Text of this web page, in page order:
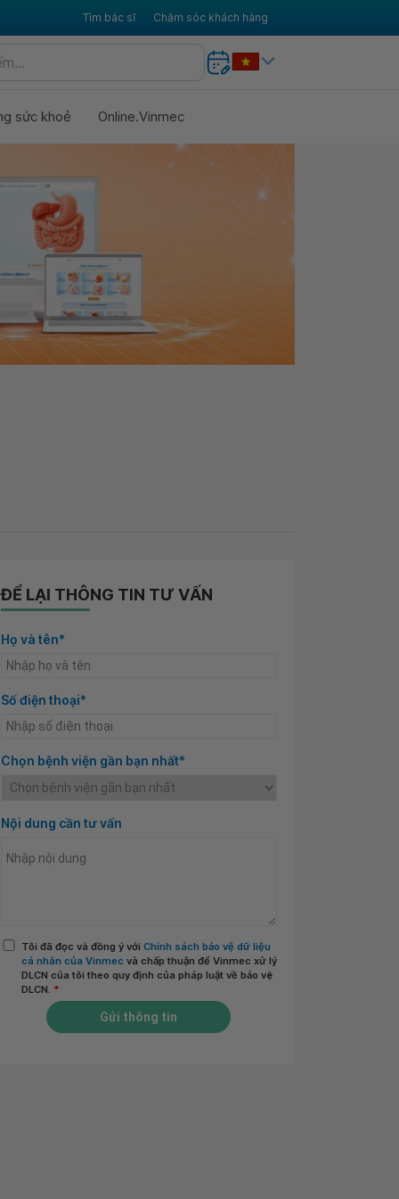
Tìm bác sĩ Chăm sóc khách hàng
sức khoẻ Online.Vinmec
ĐỂ LẠI THÔNG TIN TƯ VẤN
Họ và tên*
Số điện thoại*
Chọn bệnh viện gần bạn nhất*
Nội dung cần tư vấn
Tôi đã đọc và đồng ý với Chính sách bảo vệ dữ liệu
cá nhân của Vinmec và chấp thuận để Vinmec xử lý
DLCN của tôi theo quy định của pháp luật về bảo vệ
DLCN. *
Gửi thông tin